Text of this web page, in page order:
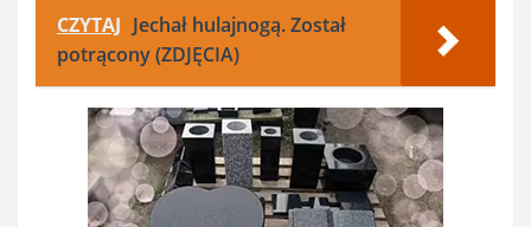
CZYTAJ Jechał hulajnogą. Został
potrącony (ZDJĘCIA)